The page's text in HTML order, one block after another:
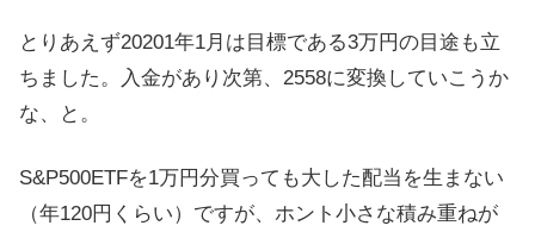
とりあえず20201年1月は目標である3万円の目途も立
ちました。入金があり次第、2558に変換していこうか
な、と。
S&P500ETFを1万円分買っても大した配当を生まない
（年120円くらい）ですが、ホント小さな積み重ねが